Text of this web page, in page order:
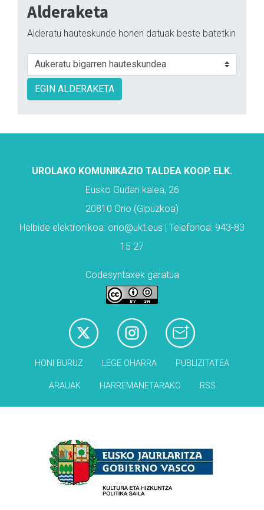
Alderaketa
Alderatu hauteskunde honen datuak beste batetkin
EGIN ALDERAKETA
UROLAKO KOMUNIKAZIO TALDEA KOOP. ELK.
Eusko Gudari kalea, 26
20810 Orio (Gipuzkoa)
Helbide elektronikoa: orio@ukt.eus | Telefonoa: 943-83
15 27
Codesyntaxek garatua
HONI BURUZ LEGE OHARRA PUBLIZITATEA
ARAUAK HARREMANETARAKO RSS